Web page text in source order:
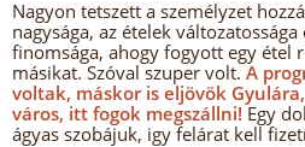
Nagyon tetszett a személyzet
nagysága, az ételek
finomsága, ahogy fogyott egy étel
másikat. Szóval szuper volt. A
voltak, máskor is eljövök
város, itt fogok megszállni! Egy
ágyas szobájuk, igy felárat kell